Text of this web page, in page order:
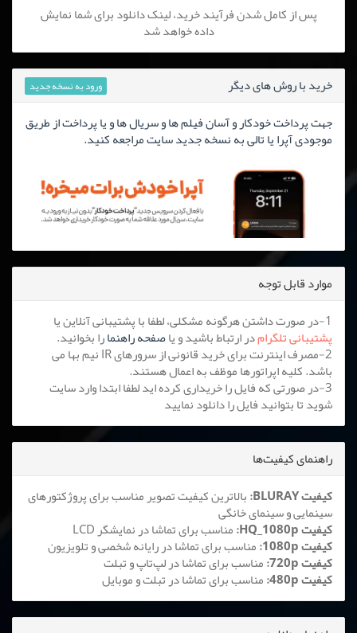
پس از کامل شدن فرآیند خرید، لینک دانلود برای شما نمایش
داده خواهد شد
خرید با روش های دیگر ورود به نسخه جدید
جهت پرداخت خودکار و آسان فیلم ها و سریال ها و یا پرداخت از طریق
موجودی آپرا یا تالی به نسخه جدید سایت مراجعه کنید.
موارد قابل توجه
1-در صورت داشتن هرگونه مشکلی، لطفا با پشتیبانی آنلاین یا
پشتیبانی تلگرامدر ارتباط باشید و یاصفحه راهنمارا بخوانید.
2-مصرف اینترنت برای خرید قانونی از سرورهای IR نیم بها می
باشد. کلیه اپراتورها موظف به اعمال هستند.
3-در صورتی که فایل را خریداری کرده اید لطفا ابتدا وارد سایت
شوید تا بتوانید فایل را دانلود نمایید
راهنمای کیفیت‌ها
کیفیت BLURAY:
بالاترین کیفیت تصویر مناسب برای پروژکتورهای
سینمایی و سینمای خانگی
کیفیت HQ_1080p: مناسب برای تماشا در نمایشگر LCD
کیفیت 1080p: مناسب برای تماشا در رایانه شخصی و تلویزیون
کیفیت 720p: مناسب برای تماشا در لپ‌تاپ و تبلت
کیفیت 480p: مناسب برای تماشا در تبلت و موبایل